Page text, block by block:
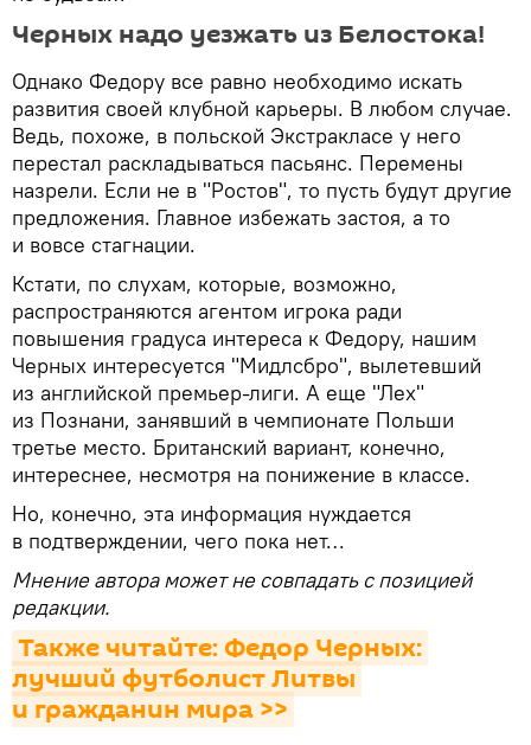
Черных надо уезжать из Белостока!
Однако Федору все равно необходимо искать
развития своей клубной карьеры. В любом случае.
Ведь, похоже, в польской Экстракласе у него
перестал раскладываться пасьянс. Перемены
назрели. Если не в "Ростов", то пусть будут другие
предложения. Главное избежать застоя, а то
и вовсе стагнации.
Кстати, по слухам, которые, возможно,
распространяются агентом игрока ради
повышения градуса интереса к Федору, нашим
Черных интересуется "Мидлсбро", вылетевший
из английской премьер-лиги. А еще "Лех"
из Познани, занявший в чемпионате Польши
третье место. Британский вариант, конечно,
интереснее, несмотря на понижение в классе.
Но, конечно, эта информация нуждается
в подтверждении, чего пока нет…
Мнение автора может не совпадать с позицией
редакции.
Также читайте: Федор Черных:
лучший футболист Литвы
и гражданин мира >>